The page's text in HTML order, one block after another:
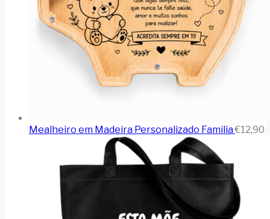
Mealheiro em Madeira Personalizado Familia€12,90